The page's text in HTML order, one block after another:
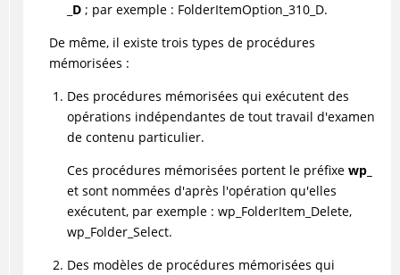
D; par exemple : FolderItemOption_310_D.
De même, il existe trois types de procédures
mémorisées :
Des procédures mémorisées qui exécutent des
opérations indépendantes de tout travail d'examen
de contenu particulier.
Ces procédures mémorisées portent le préfixe wp_
et sont nommées d'après l'opération qu'elles
exécutent, par exemple : wp_FolderItem_Delete,
wp_Folder_Select.
Des modèles de procédures mémorisées qui